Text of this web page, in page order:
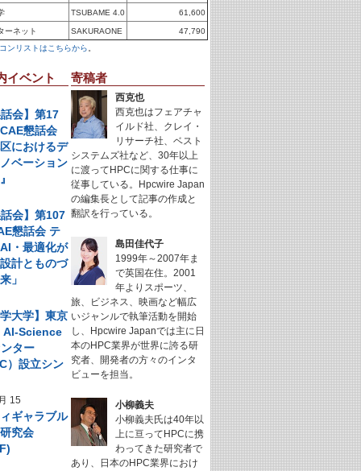
TSUBAME 4.0 61,600
ーネット SAKURAONE
47,790
ンリストはこちらから
イベント
会】第17
懇話会
におけるデ
ベーション
会】第107
懇話会 テ
・最適化が
計とものづ
」
大学】東京
AI-Science
ター
）設立シン
15
ギャラブル
究会
寄稿者
西克也
西克也はフェアチャ
イルド社、クレイ・
リサーチ社、ベスト
システムズ社など、30年以上
に渡ってHPCに関する仕事に
従事している。Hpcwire Japan
の編集長として記事の作成と
翻訳を行っている。
島田佳代子
1999年～2007年ま
で英国在住。2001
年よりスポーツ、
旅、ビジネス、映画など幅広
いジャンルで執筆活動を開始
し、Hpcwire Japanでは主に日
本のHPC業界が世界に誇る研
究者、開発者の方々のインタ
ビューを担当。
小柳義夫
小柳義夫氏は40年以
上に亘ってHPCに携
わってきた研究者で
あり、日本のHPC業界におけ